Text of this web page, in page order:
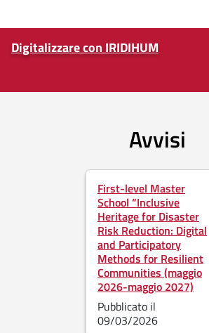
Digitalizzare con IRIDIHUM
Avvisi
First-level Master
School “Inclusive
Heritage for Disaster
Risk Reduction: Digital
and Participatory
Methods for Resilient
Communities (maggio
2026-maggio 2027)
Pubblicato il
09/03/2026